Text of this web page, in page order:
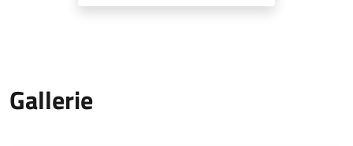
Gallerie